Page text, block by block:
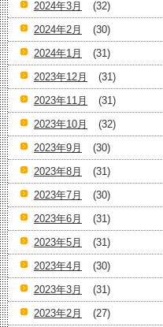
2024年3月
(32)
2024年2月
(30)
2024年1月
(31)
2023年12月
(31)
2023年11月
(31)
2023年10月
(32)
2023年9月
(30)
2023年8月
(31)
2023年7月
(30)
2023年6月
(31)
2023年5月
(31)
2023年4月
(30)
2023年3月
(31)
2023年2月
(27)